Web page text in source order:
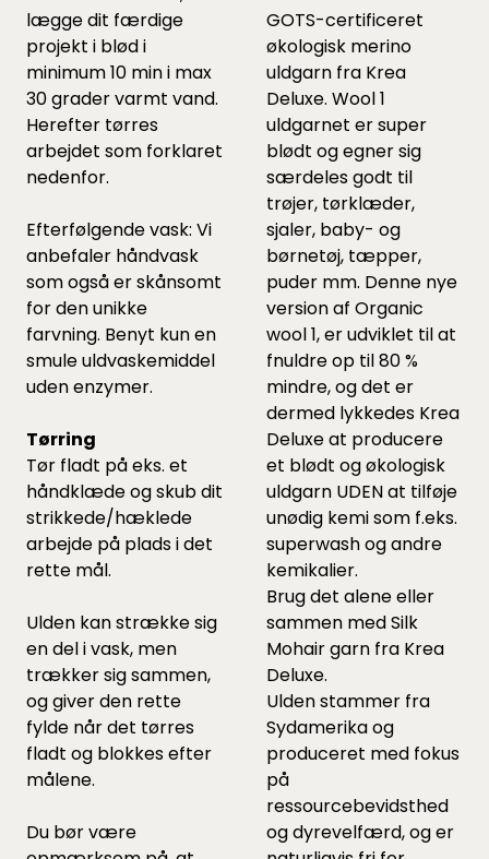
lægge dit færdige
projekt i blød i
minimum 10 min i max
30 grader varmt vand.
Herefter tørres
arbejdet som forklaret
nedenfor.
Efterfølgende vask: Vi
anbefaler håndvask
som også er skånsomt
for den unikke
farvning. Benyt kun en
smule uldvaskemiddel
uden enzymer.
Tørring
Tør fladt på eks. et
håndklæde og skub dit
strikkede/hæklede
arbejde på plads i det
rette mål.
Ulden kan strække sig
en del i vask, men
trækker sig sammen,
og giver den rette
fylde når det tørres
fladt og blokkes efter
målene.
Du bør være
GOTS-certificeret
økologisk merino
uldgarn fra Krea
Deluxe. Wool 1
uldgarnet er super
blødt og egner sig
særdeles godt til
trøjer, tørklæder,
sjaler, baby- og
børnetøj, tæpper,
puder mm. Denne nye
version af Organic
wool 1, er udviklet til at
fnuldre op til 80 %
mindre, og det er
dermed lykkedes Krea
Deluxe at producere
et blødt og økologisk
uldgarn UDEN at tilføje
unødig kemi som f.eks.
superwash og andre
kemikalier.
Brug det alene eller
sammen med Silk
Mohair garn fra Krea
Deluxe.
Ulden stammer fra
Sydamerika og
produceret med fokus
på
ressourcebevidsthed
og dyrevelfærd, og er